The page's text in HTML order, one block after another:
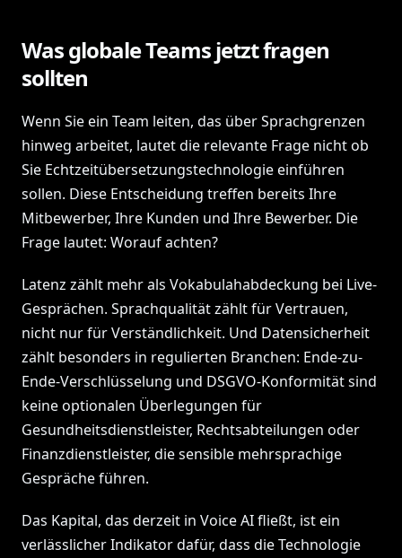
Was globale Teams jetzt fragen
sollten
Wenn Sie ein Team leiten, das über Sprachgrenzen
hinweg arbeitet, lautet die relevante Frage nicht ob
Sie Echtzeitübersetzungstechnologie einführen
sollen. Diese Entscheidung treffen bereits Ihre
Mitbewerber, Ihre Kunden und Ihre Bewerber. Die
Frage lautet: Worauf achten?
Latenz zählt mehr als Vokabulahabdeckung bei Live-
Gesprächen. Sprachqualität zählt für Vertrauen,
nicht nur für Verständlichkeit. Und Datensicherheit
zählt besonders in regulierten Branchen: Ende-zu-
Ende-Verschlüsselung und DSGVO-Konformität sind
keine optionalen Überlegungen für
Gesundheitsdienstleister, Rechtsabteilungen oder
Finanzdienstleister, die sensible mehrsprachige
Gespräche führen.
Das Kapital, das derzeit in Voice AI fließt, ist ein
verlässlicher Indikator dafür, dass die Technologie